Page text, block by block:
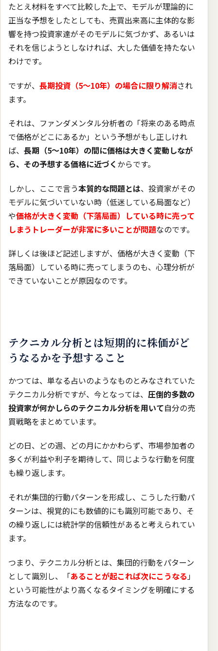
たとえ材料をすべて比較した上で、モデルが理論的に
正当な予想をしたとしても、売買出来高に主体的な影
響を持つ投資家達がそのモデルに気づかず、あるいは
それを信じようとしなければ、大した価値を持たない
わけです。
ですが、 長期投資（5〜10年）の場合に限り解消され
ます。
それは、ファンダメンタル分析者の「将来のある時点
で価格がどこにあるか」という予想がもし正しけれ
ば、 長期（5〜10年）の間に価格は大きく変動しなが
ら、その予想する価格に近づく からです。
しかし、ここで言う本質的な問題とは、投資家がその
モデルに気づいていない時（低迷している局面など）
や価格が大きく変動（下落局面）している時に売って
しまうトレーダーが非常に多いことが問題なのです。
詳しくは後ほど記述しますが、価格が大きく変動（下
落局面）している時に売ってしまうのも、心理分析が
できていないことが原因なのです。
テクニカル分析とは短期的に株価がど
うなるかを予想すること
かつては、単なる占いのようなものとみなされていた
テクニカル分析ですが、今となっては、 圧倒的多数の
投資家が何かしらのテクニカル分析を用いて自分の売
買戦略をまとめています。
どの日、どの週、どの月にかかわらず、市場参加者の
多くが利益や利子を期待して、同じような行動を何度
も繰り返します。
それが集団的行動パターンを形成し、こうした行動パ
ターンは、視覚的にも数値的にも識別可能であり、そ
の繰り返しには統計学的信頼性があると考えられてい
ます。
つまり、テクニカル分析とは、集団的行動をパターン
として識別し、「あることが起これば次にこうなる 」
という可能性がより高くなるタイミングを明確にする
方法なのです。